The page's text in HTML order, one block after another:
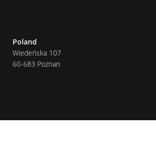
Poland
Wiedeńska 107
60-683 Poznan